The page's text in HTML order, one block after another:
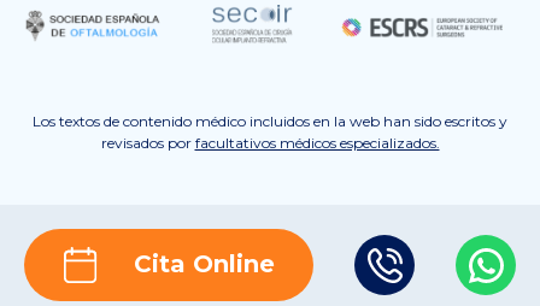
Los textos de contenido médico incluidos en la web han sido escritos y
revisados por facultativos médicos especializados.
Cita Online